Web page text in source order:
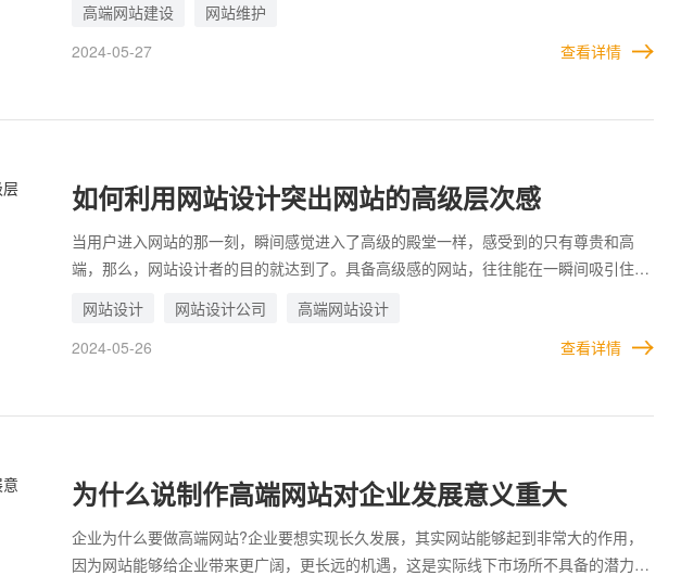
员或服务，企业面对网站被攻击、篡改等各种异常时，根本无法处理，导致网站根本无
法发挥效果。
高端网站建设
网站维护
2024-05-27
查看详情
如何利用网站设计突出网站的高级层次感
当用户进入网站的那一刻，瞬间感觉进入了高级的殿堂一样，感受到的只有尊贵和高
端，那么，网站设计者的目的就达到了。具备高级感的网站，往往能在一瞬间吸引住用
夫。灵活利用一些设计技巧和经验，可以凸显出网站的高端效果，从而达到高级的层
次。那么，常见的设计手段有哪些?
网站设计 网站设计公司
高端网站设计
2024-05-26
查看详情
为什么说制作高端网站对企业发展意义重大
企业为什么要做高端网站?企业要想实现长久发展，其实网站能够起到非常大的作用，
因为网站能够给企业带来更广阔，更长远的机遇，这是实际线下市场所不具备的潜力。